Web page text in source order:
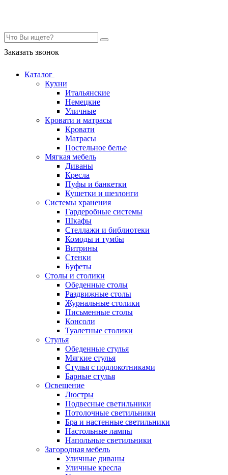
Заказать звонок
Каталог
Кухни
Итальянские
Немецкие
Уличные
Кровати и матрасы
Кровати
Матрасы
Постельное белье
Мягкая мебель
Диваны
Кресла
Пуфы и банкетки
Кушетки и шезлонги
Системы хранения
Гардеробные системы
Шкафы
Стеллажи и библиотеки
Комоды и тумбы
Витрины
Стенки
Буфеты
Столы и столики
Обеденные столы
Раздвижные столы
Журнальные столики
Письменные столы
Консоли
Туалетные столики
Стулья
Обеденные стулья
Мягкие стулья
Стулья с подлокотниками
Барные стулья
Освещение
Люстры
Подвесные светильники
Потолочные светильники
Бра и настенные светильники
Настольные лампы
Напольные светильники
Загородная мебель
Уличные диваны
Уличные кресла